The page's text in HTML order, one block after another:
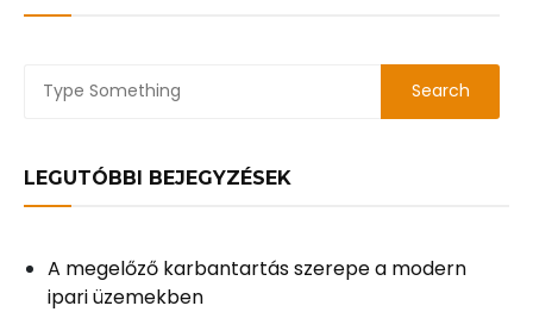
LEGUTÓBBI BEJEGYZÉSEK
A megelőző karbantartás szerepe a modern
ipari üzemekben